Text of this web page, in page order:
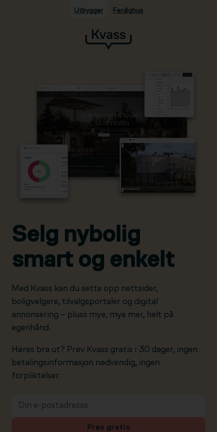
Hopp til hovedinnhold
Utbygger Ferdighus
Selg nybolig
smart og enkelt
Med Kvass kan du sette opp nettsider,
boligvelgere, tilvalgsportaler og digital
annonsering – pluss mye, mye mer, helt på
egenhånd.
Høres bra ut? Prøv Kvass gratis i 30 dager, ingen
betalingsinformasjon nødvendig, ingen
forpliktelser.
Prøv gratis